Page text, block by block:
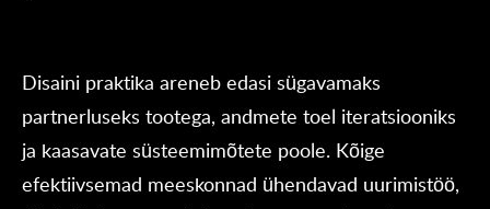
Disaini praktika areneb edasi sügavamaks
partnerluseks tootega, andmete toel iteratsiooniks
ja kaasavate süsteemi­mõtete poole. Kõige
efektiivsemad meeskonnad ühendavad uurimistöö,